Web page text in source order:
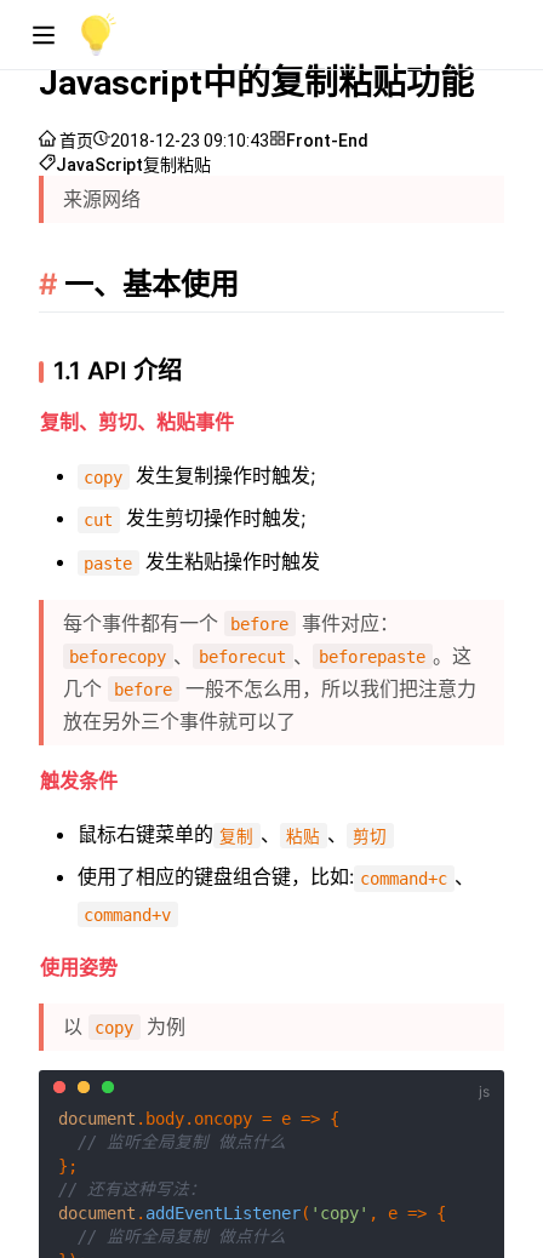
Javascript中的复制粘贴功能
首页 2018-12-23 09:10:43
Front-End
JavaScript复制粘贴
来源网络
一、基本使用
1.1 API 介绍
复制、剪切、粘贴事件
copy 发生复制操作时触发;
cut 发生剪切操作时触发;
paste 发生粘贴操作时触发
每个事件都有一个 before 事件对应：
beforecopy 、 beforecut 、 beforepaste 。这
几个
before
一般不怎么用，所以我们把注意力
放在另外三个事件就可以了
触发条件
鼠标右键菜单的 复制 、 粘贴 、 剪切
使用了相应的键盘组合键，比如: command+c 、
command+v
使用姿势
以 copy 为例
document body oncopy = e => {
// 监听全局复制 做点什么
// 还有这种写法：
document
addEventListener( 'copy' e => {
// 监听全局复制 做点什么